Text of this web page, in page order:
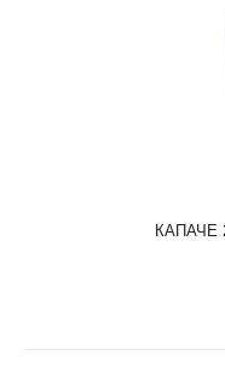
ИНДИКАТОР ЗА
КАПАЧЕ